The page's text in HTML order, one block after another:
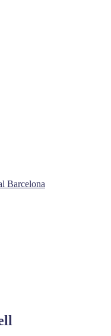
Barcelona